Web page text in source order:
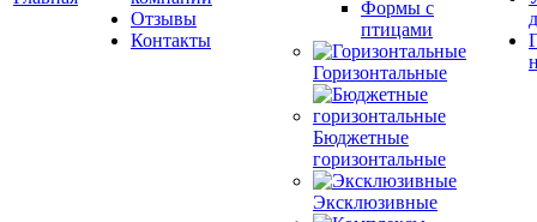
Отзывы
Контакты
Формы с
птицами
Горизонтальные
Бюджетные
горизонтальные
Эксклюзивные